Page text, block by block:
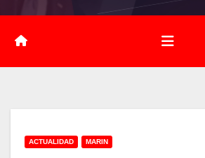
ACTUALIDAD MARIN